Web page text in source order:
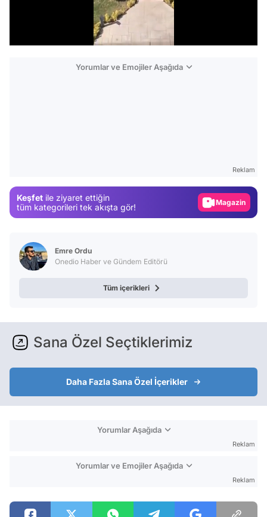
Yorumlar ve Emojiler Aşağıda
Reklam
Keşfet ile ziyaret ettiğin
tüm kategorileri tek akışta gör!
Magazin
Emre Ordu
Onedio Haber ve Gündem Editörü
Tüm içerikleri
Sana Özel Seçtiklerimiz
Daha Fazla Sana Özel İçerikler
Yorumlar Aşağıda
Reklam
Yorumlar ve Emojiler Aşağıda
Reklam